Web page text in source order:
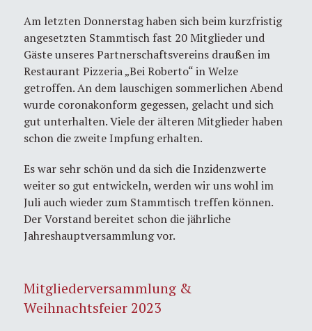
Am letzten Donnerstag haben sich beim kurzfristig
angesetzten Stammtisch fast 20 Mitglieder und
Gäste unseres Partnerschaftsvereins draußen im
Restaurant Pizzeria „Bei Roberto“ in Welze
getroffen. An dem lauschigen sommerlichen Abend
wurde coronakonform gegessen, gelacht und sich
gut unterhalten. Viele der älteren Mitglieder haben
schon die zweite Impfung erhalten.
Es war sehr schön und da sich die Inzidenzwerte
weiter so gut entwickeln, werden wir uns wohl im
Juli auch wieder zum Stammtisch treffen können.
Der Vorstand bereitet schon die jährliche
Jahreshauptversammlung vor.
Mitgliederversammlung &
Weihnachtsfeier 2023